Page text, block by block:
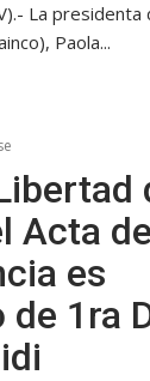
La presidenta
Paola...
Acta
es
de 1ra